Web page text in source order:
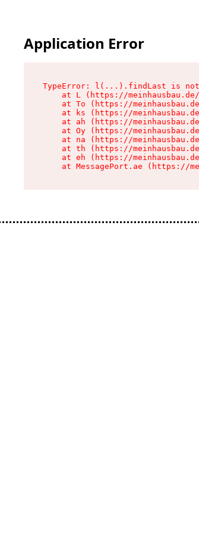
Application Error
TypeError: l(...).findLast is
at L (https://
at To (https://
at ks (https://
at ah (https://
at Oy (https://
at na (https://
at th (https://
at eh (https://
at MessagePort.ae (https://